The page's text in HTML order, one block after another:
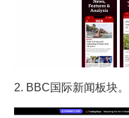
2. BBC国际新闻板块。